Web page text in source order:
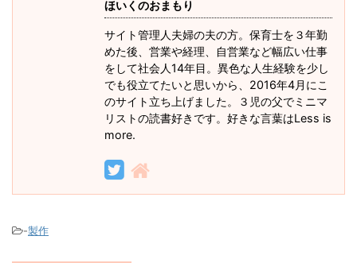
ほいくのおまもり
サイト管理人夫婦の夫の方。保育士を３年勤
めた後、営業や経理、自営業など幅広い仕事
をして社会人14年目。異色な人生経験を少し
でも役立てたいと思いから、2016年4月にこ
のサイト立ち上げました。３児の父でミニマ
リストの読書好きです。好きな言葉はLess is
more.
-製作